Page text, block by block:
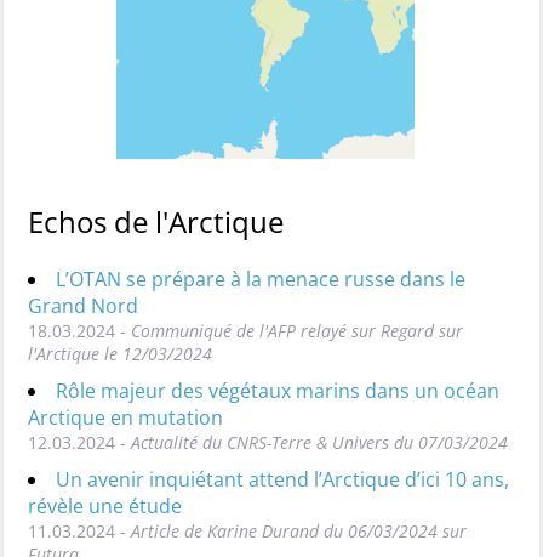
Echos de l'Arctique
L’OTAN se prépare à la menace russe dans le
Grand Nord
18.03.2024 - Communiqué de l'AFP relayé sur Regard sur
l'Arctique le 12/03/2024
Rôle majeur des végétaux marins dans un océan
Arctique en mutation
12.03.2024 - Actualité du CNRS-Terre & Univers du 07/03/2024
Un avenir inquiétant attend l’Arctique d’ici 10 ans,
révèle une étude
11.03.2024 - Article de Karine Durand du 06/03/2024 sur